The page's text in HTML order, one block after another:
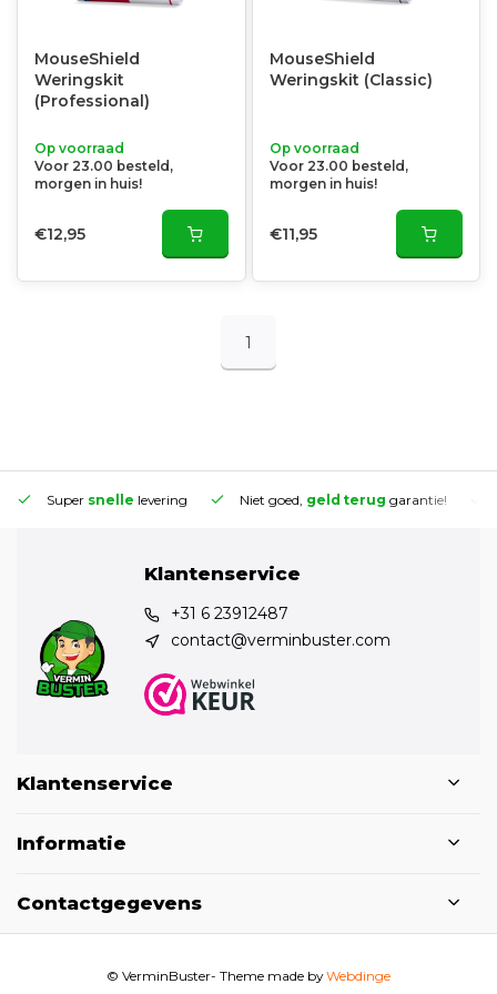
MouseShield
Weringskit
(Professional)
Op voorraad
Voor 23.00 besteld,
morgen in huis!
€12,95
MouseShield
Weringskit (Classic)
Op voorraad
Voor 23.00 besteld,
morgen in huis!
€11,95
1
Super snelle levering Niet goed, geld terug garantie!
Klantenservice
+31 6 23912487
contact@verminbuster.com
Klantenservice
Informatie
Contactgegevens
© VerminBuster- Theme made byWebdinge